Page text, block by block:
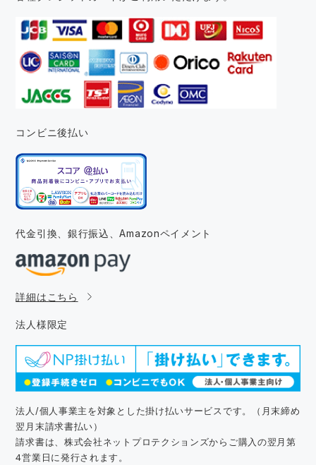
コンビニ後払い
代金引換、銀行振込、Amazonペイメント
詳細はこちら
法人様限定
法人/個人事業主を対象とした掛け払いサービスです。（月末締め
翌月末請求書払い）
請求書は、株式会社ネットプロテクションズからご購入の翌月第
4営業日に発行されます。